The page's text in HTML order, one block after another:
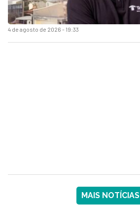
4 de agosto de 2026 - 19:33
MAIS NOTÍCIAS